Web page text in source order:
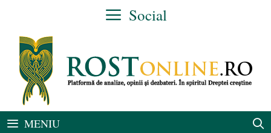
conținut
Social
MENIU